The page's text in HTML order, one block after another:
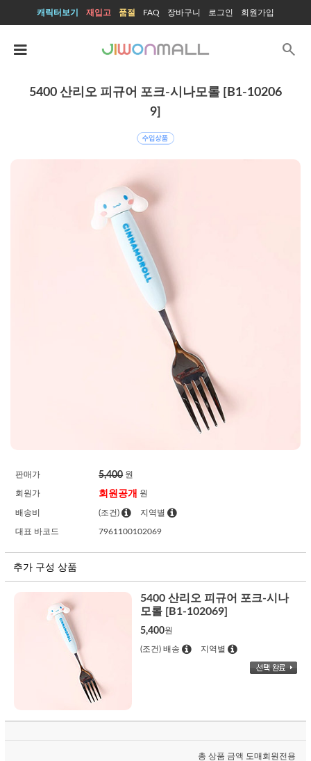
캐릭터보기 재입고 품절 FAQ 장바구니 로그인 회원가입
search
5400 산리오 피규어 포크-시나모롤 [B1-10206
9]
판매가 5,400원
회원가 회원공개 원
배송비 (조건) 지역별
대표 바코드 7961100102069
추가 구성 상품
5400 산리오 피규어 포크-시나
모롤 [B1-102069]
5,400원
(조건) 배송 지역별
총 상품 금액 도매회원전용